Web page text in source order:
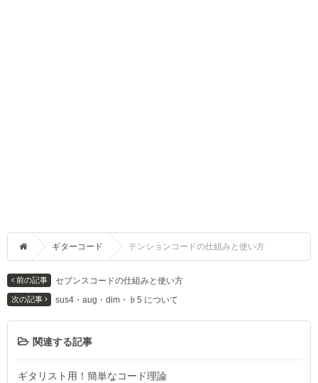
プロギター講師に学ぶ、エレキギター初心者練習法
ギターコード テンションコードの仕組みと使い方
セブンスコードの仕組みと使い方
sus4・aug・dim・♭5 について
関連する記事
ギタリスト用！簡単なコード理論